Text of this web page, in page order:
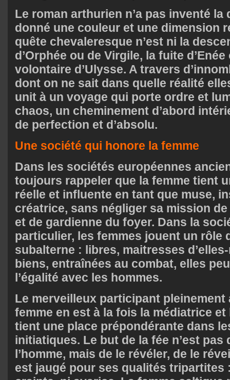
Le roman arthurien n’a pas inventé la
donné une couleur et une dimension
quête chevaleresque n’est ni la
d’Orphée ou de Virgile, la fuite
volontaire d’Ulysse. A travers
dont on ne sait dans quelle réalité
unit à un voyage qui porte ordre et
chaos, un cheminement d’abord
de perfection et d’absolu.
Une société qui honore la femme
Dans les sociétés européennes
toujours rappeler que la femme tient
réelle et influente en tant que muse,
créatrice, sans négliger sa mission de
et de gardienne du foyer. Dans la
particulier, les femmes jouent un rôle
subalterne : libres, maitresses
biens, entraînées au combat, elles
l’égalité avec les hommes.
Le merveilleux participant pleinement
femme en est à la fois la médiatrice et
tient une place prépondérante dans
initiatiques. Le but de la fée n’est pas
l’homme, mais de le révéler, de le
est jaugé pour ses qualités tripartites